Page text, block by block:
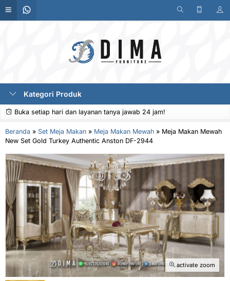
Kategori Produk
Buka setiap hari dan layanan tanya jawab 24 jam!
Beranda » Set Meja Makan » Meja Makan Mewah » Meja Makan Mewah
New Set Gold Turkey Authentic Anston DF-2944
activate zoom